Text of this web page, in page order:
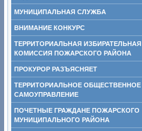
МУНИЦИПАЛЬНАЯ СЛУЖБА
ВНИМАНИЕ КОНКУРС
ТЕРРИТОРИАЛЬНАЯ ИЗБИРАТЕЛЬНАЯ
КОМИССИЯ ПОЖАРСКОГО РАЙОНА
ПРОКУРОР РАЗЪЯСНЯЕТ
ТЕРРИТОРИАЛЬНОЕ ОБЩЕСТВЕННОЕ
САМОУПРАВЛЕНИЕ
ПОЧЕТНЫЕ ГРАЖДАНЕ ПОЖАРСКОГО
МУНИЦИПАЛЬНОГО РАЙОНА